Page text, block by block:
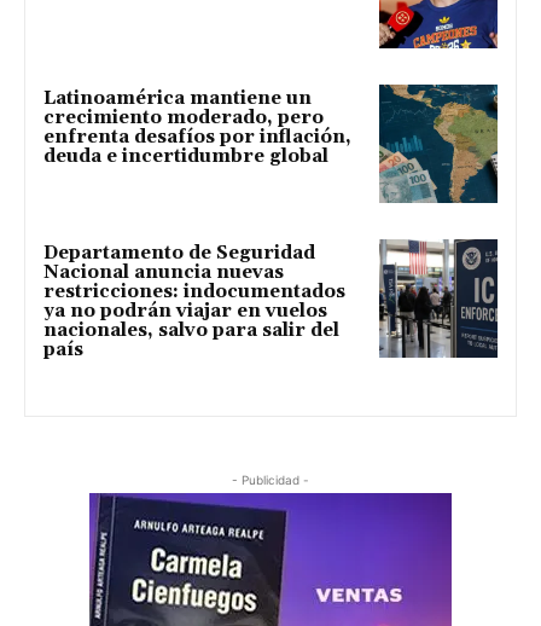
Latinoamérica mantiene un
crecimiento moderado, pero
enfrenta desafíos por inflación,
deuda e incertidumbre global
Departamento de Seguridad
Nacional anuncia nuevas
restricciones: indocumentados
ya no podrán viajar en vuelos
nacionales, salvo para salir del
país
- Publicidad -